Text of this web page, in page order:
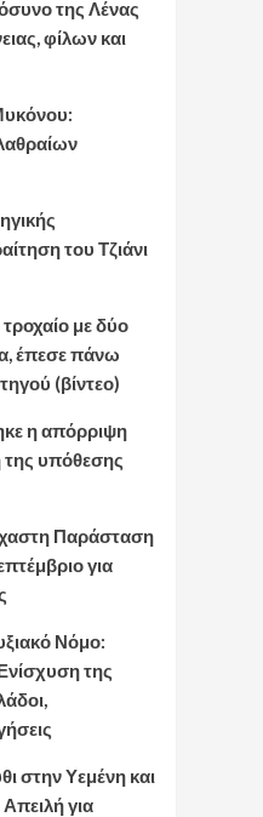
της Λένας
φίλων και
του Τζιάνι
με δύο
έπεσε πάνω
(βίντεο)
η απόρριψη
της υπόθεσης
Παράσταση
για
Νόμο:
της
στην Υεμένη και
για